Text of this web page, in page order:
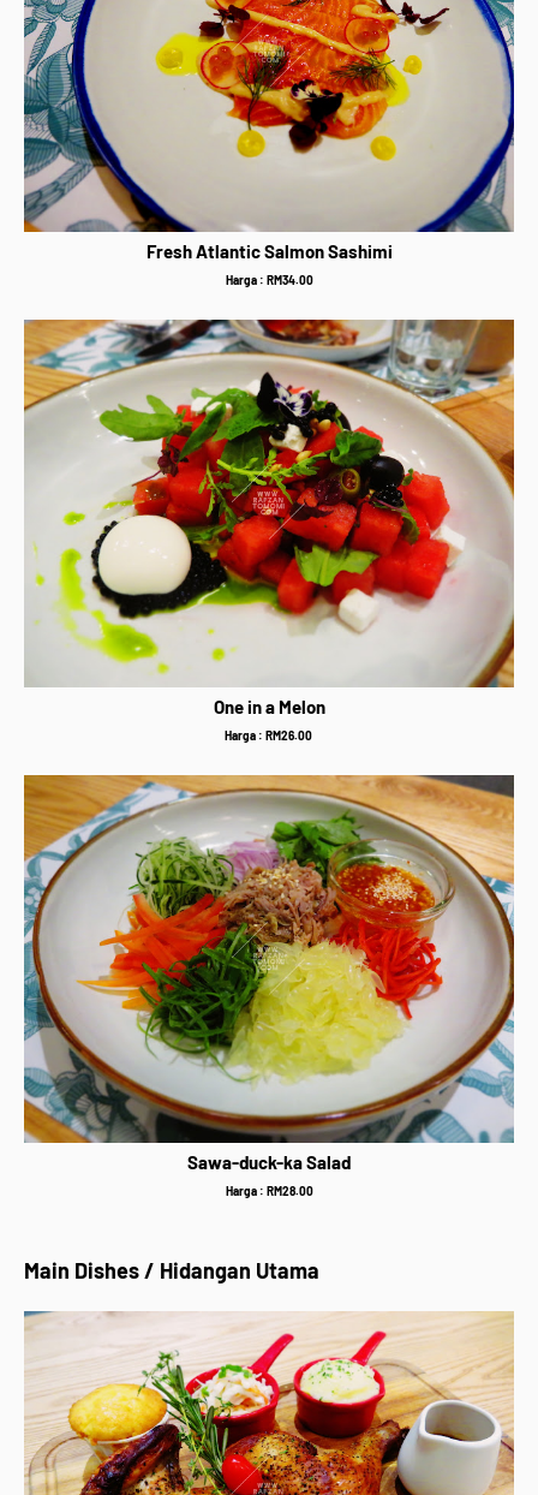
Fresh Atlantic Salmon Sashimi
Harga : RM34.00
One in a Melon
Harga : RM26.00
Sawa-duck-ka Salad
Harga : RM28.00
Main Dishes / Hidangan Utama